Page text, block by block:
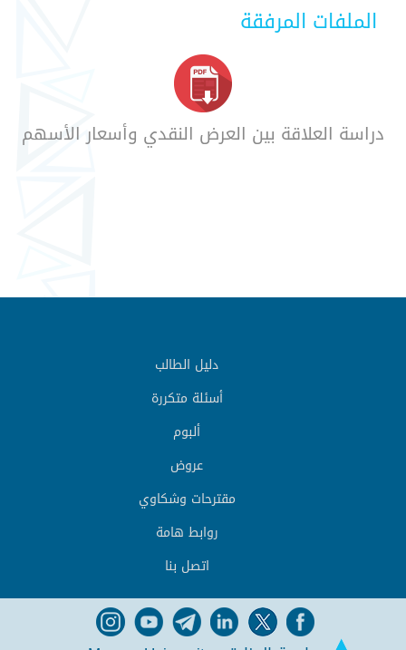
الملفات المرفقة
دراسة العلاقة بين العرض النقدي وأسعار الأسهم
دليل الطالب
أسئلة متكررة
ألبوم
عروض
مقترحات وشكاوي
روابط هامة
اتصل بنا